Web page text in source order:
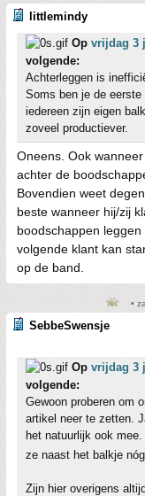
littlemindy
Op vrijdag 3
volgende:
Achterleggen is
Soms ben je de
iedereen zijn eigen
zoveel productiever.
Oneens. Ook
achter de
Bovendien weet
beste wanneer hij/zij
boodschappen
volgende klant kan
op de band.
•
SebbeSwensje
Op vrijdag 3
volgende:
Gewoon proberen om
artikel neer te zetten.
het natuurlijk ook
ze naast het balkje
Zijn hier overigens